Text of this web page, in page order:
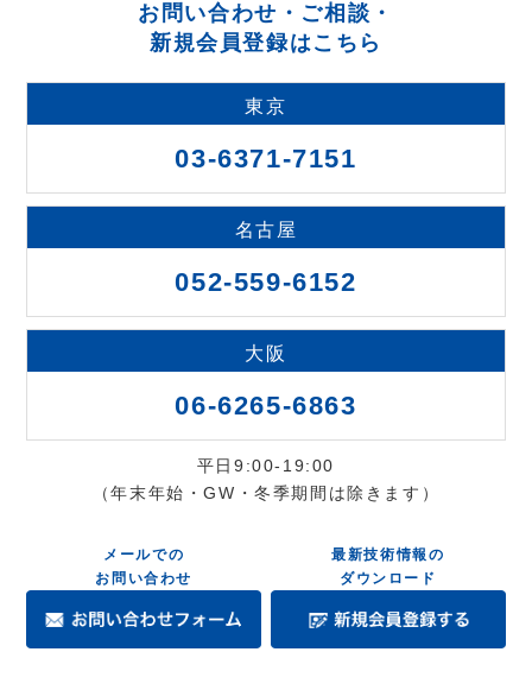
お問い合わせ・ご相談・
新規会員登録はこちら
東京
03-6371-7151
名古屋
052-559-6152
大阪
06-6265-6863
平日9:00-19:00
（年末年始・GW・冬季期間は除きます）
メールでの
お問い合わせ
最新技術情報の
ダウンロード